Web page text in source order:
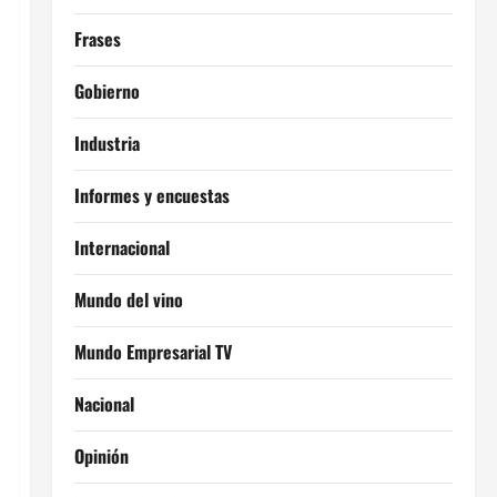
Frases
Gobierno
Industria
Informes y encuestas
Internacional
Mundo del vino
Mundo Empresarial TV
Nacional
Opinión